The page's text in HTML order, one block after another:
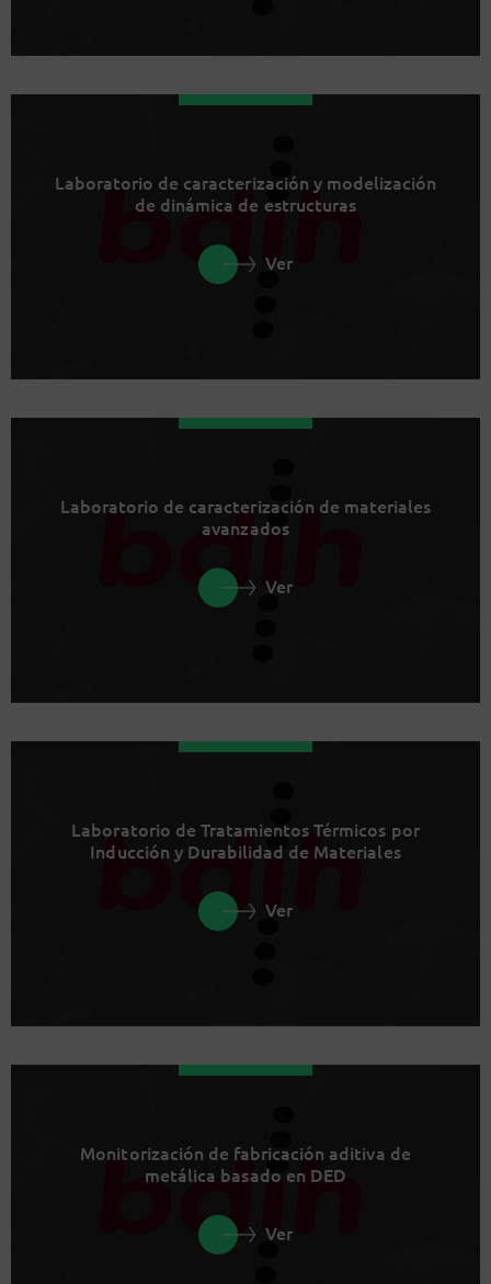
Laboratorio de caracterización y modelización
de dinámica de estructuras
Ver
Laboratorio de caracterización de materiales
avanzados
Ver
Laboratorio de Tratamientos Térmicos por
Inducción y Durabilidad de Materiales
Ver
Monitorización de fabricación aditiva de
metálica basado en DED
Ver